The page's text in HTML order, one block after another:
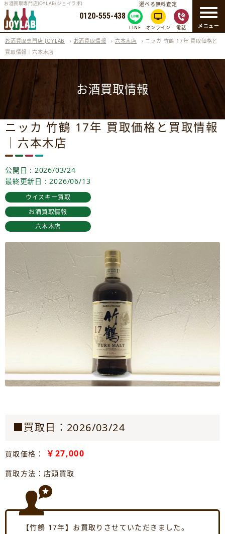
メニュー
お酒買取専門店JOYLAB(ジョイラボ)
0120-555-438
選べる無料査定
LINE オンライン 電話
お酒買取専門店 JOYLAB › お酒買取情報 › 六本木店 › ニッカ 竹鶴 17年 買取価格と
買取情報｜六本木店
お酒買取情報
ニッカ 竹鶴 17年 買取価格と買取情報
｜六本木店
公開日 : 2026/03/24
最終更新日 : 2026/06/13
ウイスキー買取
お酒買取情報
六本木店
■買取日：2026/03/24
買取価格： ￥27,000
買取方法：店頭買取
【竹鶴 17年】お買取りさせていただきました。